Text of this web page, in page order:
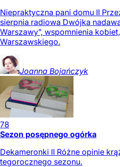
Niepraktyczna pani domu II
sierpnia radiowa Dwójka
Warszawy”, wspomnienia
Warszawskiego.
Joanna Bojańczyk
78
Sezon posępnego ogórka
Dekameronki II Różne opinie
tegorocznego sezonu.